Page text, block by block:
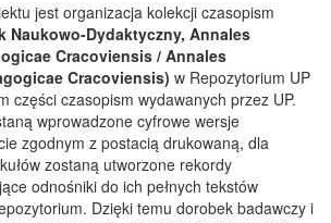
jest organizacja kolekcji czasopism
Naukowo-Dydaktyczny, Annales
Cracoviensis / Annales
Cracoviensis) w Repozytorium UP
części czasopism wydawanych przez UP.
wprowadzone cyfrowe wersje
zgodnym z postacią drukowaną, dla
zostaną utworzone rekordy
odnośniki do ich pełnych tekstów
Dzięki temu dorobek badawczy i